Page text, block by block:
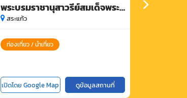
พระบรมราชานุสาวรีย์สมเด็จพระ
นเรศวรมหาราช
สระแก้ว
ท่องเที่ยว / นำเที่ยว
เปิดโดย Google Map ดูข้อมูลสถานที่
สวนเกษต